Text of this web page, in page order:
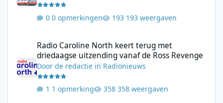
0 opmerkingen 193 weergaven
Radio Caroline North keert terug met
driedaagse uitzending vanaf de Ross Revenge
Doorde redactie in Radionieuws
1 opmerking 358 weergaven